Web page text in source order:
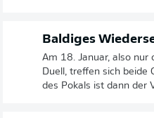
Baldiges
Am 18. Januar, also nur
Duell, treffen sich beide
des Pokals ist dann der